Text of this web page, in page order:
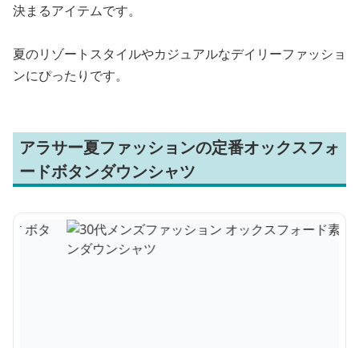
決まるアイテムです。
夏のリゾートスタイルやカジュアルなデイリーファッショ
ンにぴったりです。
アラサー夏ファッションの定番オックスフォ
ードボタンダウンシャツ